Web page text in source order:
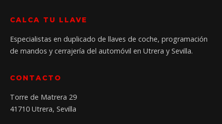
CALCA TU LLAVE
Especialistas en duplicado de llaves de coche, programación
de mandos y cerrajería del automóvil en Utrera y Sevilla.
CONTACTO
Torre de Matrera 29
41710 Utrera, Sevilla